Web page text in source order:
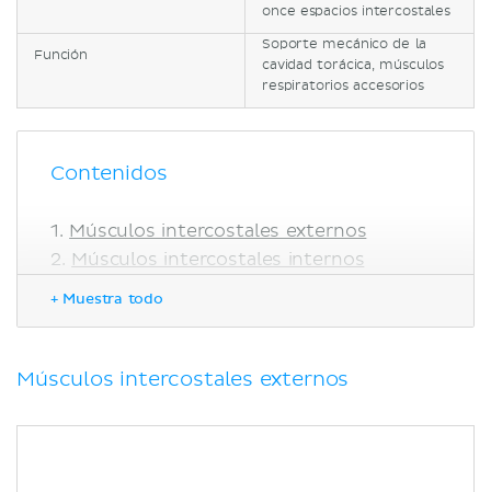
once espacios intercostales
Función
Soporte mecánico de la
cavidad torácica, músculos
respiratorios accesorios
Contenidos
Músculos intercostales externos
Músculos intercostales internos
+ Muestra todo
Músculos intercostales externos